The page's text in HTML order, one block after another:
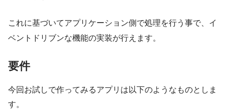
これに基づいてアプリケーション側で処理を行う事で、イ
ベントドリブンな機能の実装が行えます。
要件
今回お試しで作ってみるアプリは以下のようなものとしま
す。